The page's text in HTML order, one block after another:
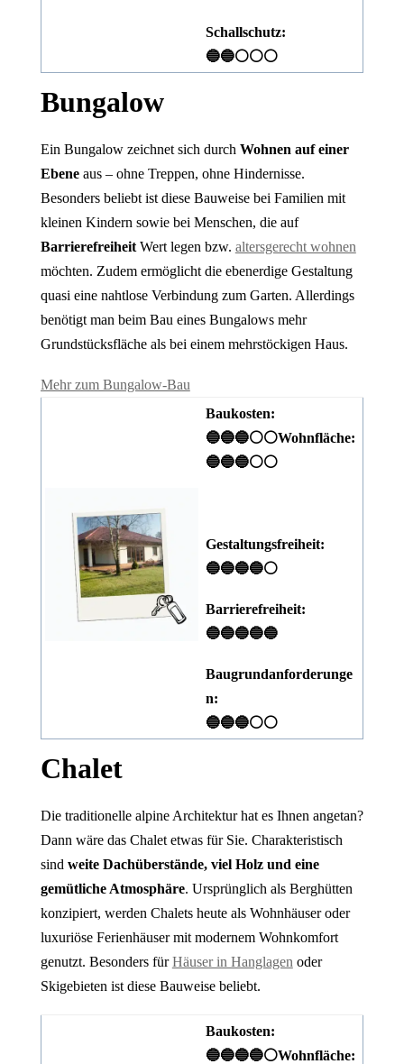
Schallschutz:
🔵🔵⚪⚪⚪
Bungalow
Ein Bungalow zeichnet sich durch Wohnen auf einer
Ebeneaus – ohne Treppen, ohne Hindernisse.
Besonders beliebt ist diese Bauweise bei Familien mit
kleinen Kindern sowie bei Menschen, die auf
BarrierefreiheitWert legen bzw. altersgerecht wohnen
möchten. Zudem ermöglicht die ebenerdige Gestaltung
quasi eine nahtlose Verbindung zum Garten. Allerdings
benötigt man beim Bau eines Bungalows mehr
Grundstücksfläche als bei einem mehrstöckigen Haus.
Mehr zum Bungalow-Bau
Baukosten:
🔵🔵🔵⚪⚪Wohnfläche:
🔵🔵🔵⚪⚪
Gestaltungsfreiheit:
🔵🔵🔵🔵⚪
Barrierefreiheit:
🔵🔵🔵🔵🔵
Baugrundanforderunge
n:
🔵🔵🔵⚪⚪
Chalet
Die traditionelle alpine Architektur hat es Ihnen angetan?
Dann wäre das Chalet etwas für Sie. Charakteristisch
sind weite Dachüberstände, viel Holz und eine
gemütliche Atmosphäre. Ursprünglich als Berghütten
konzipiert, werden Chalets heute als Wohnhäuser oder
luxuriöse Ferienhäuser mit modernem Wohnkomfort
genutzt. Besonders fürHäuser in Hanglagen oder
Skigebieten ist diese Bauweise beliebt.
Baukosten:
🔵🔵🔵🔵⚪Wohnfläche: